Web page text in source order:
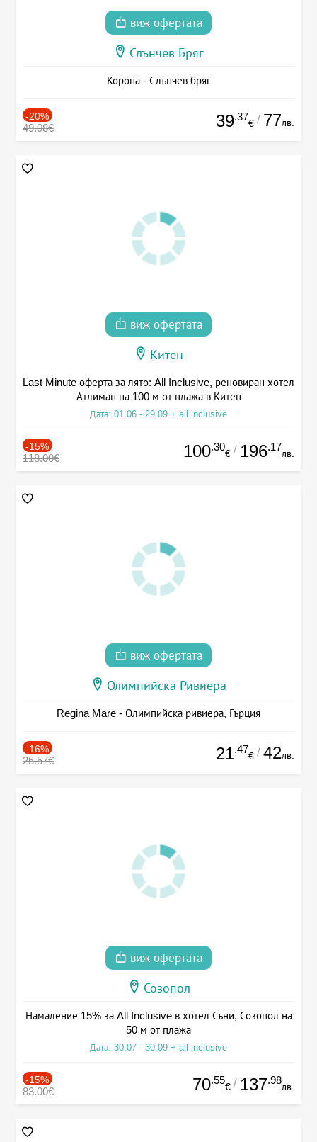
виж офертата
Слънчев Бряг
Корона - Слънчев бряг
-20%
49.08€ 39.37
€ / 77лв.
виж офертата
Китен
Last Minute оферта за лято: All Inclusive, реновиран хотел
Атлиман на 100 м от плажа в Китен
Дата: 01.06 - 29.09 + all inclusive
-15%
118.00€ 100.30
€ / 196.17
лв.
виж офертата
Олимпийска Ривиера
Regina Mare - Олимпийска ривиера, Гърция
-16%
25.57€ 21.47
€ / 42лв.
виж офертата
Созопол
Намаление 15% за All Inclusive в хотел Съни, Созопол на
50 м от плажа
Дата: 30.07 - 30.09 + all inclusive
-15%
83.00€ 70.55
€ / 137.98
лв.